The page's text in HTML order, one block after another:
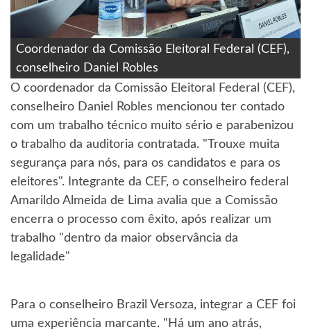
Coordenador da Comissão Eleitoral Federal (CEF),
conselheiro Daniel Robles
O coordenador da Comissão Eleitoral Federal (CEF),
conselheiro Daniel Robles mencionou ter contado
com um trabalho técnico muito sério e parabenizou
o trabalho da auditoria contratada. "Trouxe muita
segurança para nós, para os candidatos e para os
eleitores". Integrante da CEF, o conselheiro federal
Amarildo Almeida de Lima avalia que a Comissão
encerra o processo com êxito, após realizar um
trabalho "dentro da maior observância da
legalidade"
Para o conselheiro Brazil Versoza, integrar a CEF foi
uma experiência marcante. "Há um ano atrás,